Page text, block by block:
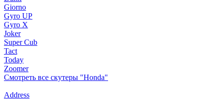
Giorno
Gyro UP
Gyro X
Joker
Super Cub
Tact
Today
Zoomer
Смотреть все скутеры "Honda"
Address